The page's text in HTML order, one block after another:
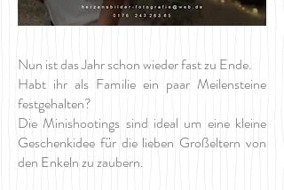
Nun ist das Jahr schon wieder fast zu Ende.
Habt ihr als Familie ein paar Meilensteine
festgehalten?
Die Minishootings sind ideal um eine kleine
Geschenkidee für die lieben Großeltern von
den Enkeln zu zaubern.